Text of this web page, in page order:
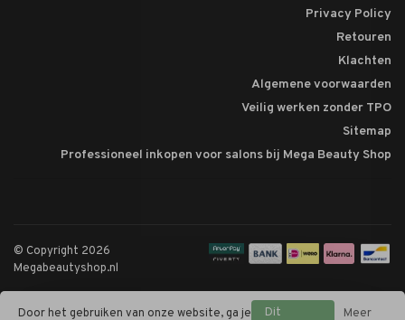
Privacy Policy
Retouren
Klachten
Algemene voorwaarden
Veilig werken zonder TPO
Sitemap
Professioneel inkopen voor salons bij Mega Beauty Shop
© Copyright 2026
Megabeautyshop.nl
Door het gebruiken van onze website, ga je Dit Meer